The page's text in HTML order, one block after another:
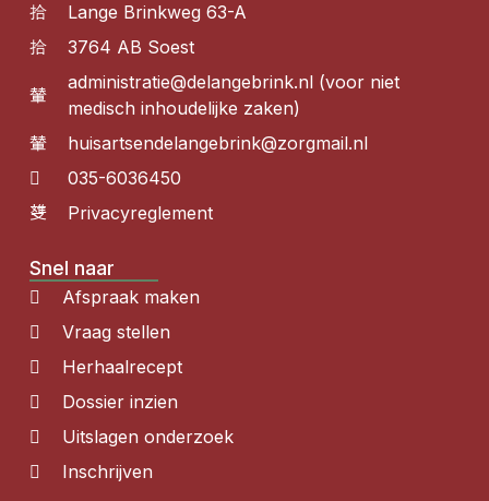
Lange Brinkweg 63-A
3764 AB Soest
administratie@delangebrink.nl (voor niet
medisch inhoudelijke zaken)
huisartsendelangebrink@zorgmail.nl
035-6036450
Privacyreglement
Snel naar
Afspraak maken
Vraag stellen
Herhaalrecept
Dossier inzien
Uitslagen onderzoek
Inschrijven